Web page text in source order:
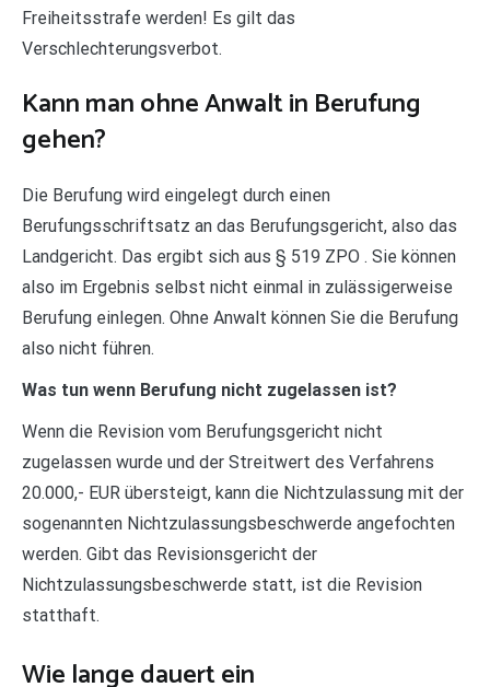
Freiheitsstrafe werden! Es gilt das
Verschlechterungsverbot.
Kann man ohne Anwalt in Berufung
gehen?
Die Berufung wird eingelegt durch einen
Berufungsschriftsatz an das Berufungsgericht, also das
Landgericht. Das ergibt sich aus § 519 ZPO . Sie können
also im Ergebnis selbst nicht einmal in zulässigerweise
Berufung einlegen. Ohne Anwalt können Sie die Berufung
also nicht führen.
Was tun wenn Berufung nicht zugelassen ist?
Wenn die Revision vom Berufungsgericht nicht
zugelassen wurde und der Streitwert des Verfahrens
20.000,- EUR übersteigt, kann die Nichtzulassung mit der
sogenannten Nichtzulassungsbeschwerde angefochten
werden. Gibt das Revisionsgericht der
Nichtzulassungsbeschwerde statt, ist die Revision
statthaft.
Wie lange dauert ein